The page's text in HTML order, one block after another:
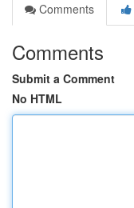
Comments
Comments
Submit a Comment
No HTML